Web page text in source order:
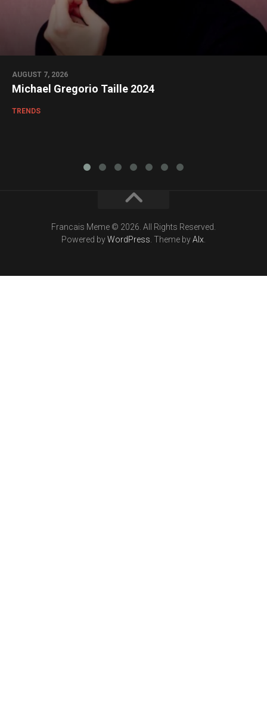
AUGUST 7, 2026
Michael Gregorio Taille 2024
TRENDS
Francais Meme © 2026. All Rights Reserved.
Powered byWordPress . Theme byAlx